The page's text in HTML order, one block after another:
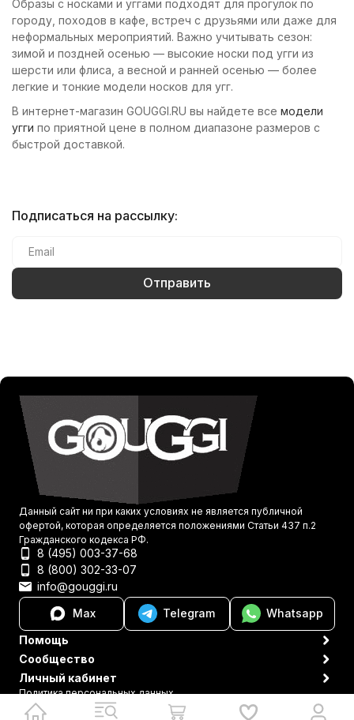
Образы с носками и уггами подходят для прогулок по
городу, походов в кафе, встреч с друзьями или даже для
неформальных мероприятий. Важно учитывать сезон:
зимой и поздней осенью — высокие носки под угги из
шерсти или флиса, а весной и ранней осенью — более
легкие и тонкие модели носков для угг.
В интернет-магазин GOUGGI.RU вы найдете все модели
угги по приятной цене в полном диапазоне размеров с
быстрой доставкой.
Подписаться на рассылку:
Данный сайт ни при каких условиях не является публичной
офертой, которая определяется положениями Статьи 437 п.2
Гражданского кодекса РФ.
8 (495) 003-37-68
8 (800) 302-33-07
info@gouggi.ru
Max
Telegram
Whatsapp
Помощь
Сообщество
Личный кабинет
Политика персональных данных
© 2021-2026 Gouggi